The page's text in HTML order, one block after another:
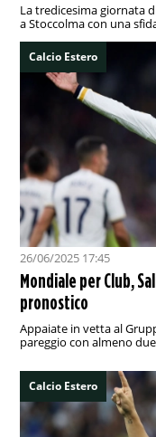
La tredicesima giornata
a Stoccolma con una
Calcio Estero
26/06/2025 17:45
Mondiale per Club,
pronostico
Appaiate in vetta al
pareggio con almeno
Calcio Estero